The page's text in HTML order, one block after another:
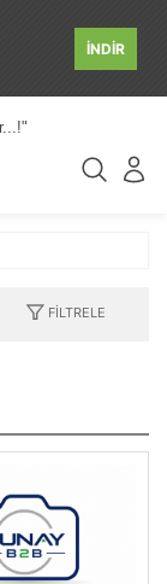
İNDİR
FILTRELE